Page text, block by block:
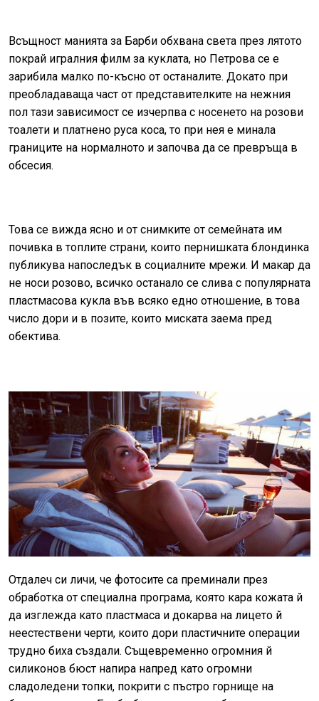
Всъщност манията за Барби обхвана света през лятото
покрай игралния филм за куклата, но Петрова се е
зарибила малко по-късно от останалите. Докато при
преобладаваща част от представителките на нежния
пол тази зависимост се изчерпва с носенето на розови
тоалети и платнено руса коса, то при нея е минала
границите на нормалното и започва да се превръща в
обсесия.
Това се вижда ясно и от снимките от семейната им
почивка в топлите страни, които пернишката блондинка
публикува напоследък в социалните мрежи. И макар да
не носи розово, всичко останало се слива с популярната
пластмасова кукла във всяко едно отношение, в това
число дори и в позите, които миската заема пред
обектива.
Отдалеч си личи, че фотосите са преминали през
обработка от специална програма, която кара кожата й
да изглежда като пластмаса и докарва на лицето й
неестествени черти, които дори пластичните операции
трудно биха създали. Същевременно огромния й
силиконов бюст напира напред като огромни
сладоледени топки, покрити с пъстро горнище на